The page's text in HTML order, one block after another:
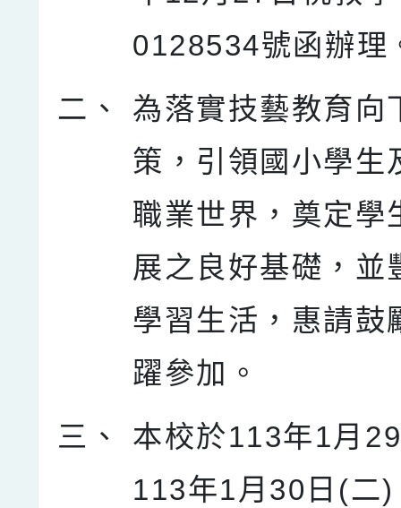
0128534號函辦理
二、
為落實技藝教育向
策，引領國小學生
職業世界，奠定學
展之良好基礎，並
學習生活，惠請鼓
躍參加。
三、
本校於113年1月
113年1月30日(二